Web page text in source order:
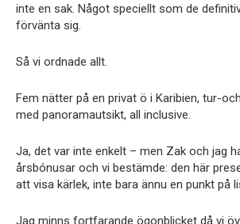
inte en sak. Något speciellt som de
förvänta sig.
Så vi ordnade allt.
Fem nätter på en privat ö i Karibien, tur-
med panoramautsikt, all inclusive.
Ja, det var inte enkelt – men Zak och jag
årsbónusar och vi bestämde: den här
att visa kärlek, inte bara ännu en punkt på
Jag minns fortfarande ögonblicket då vi